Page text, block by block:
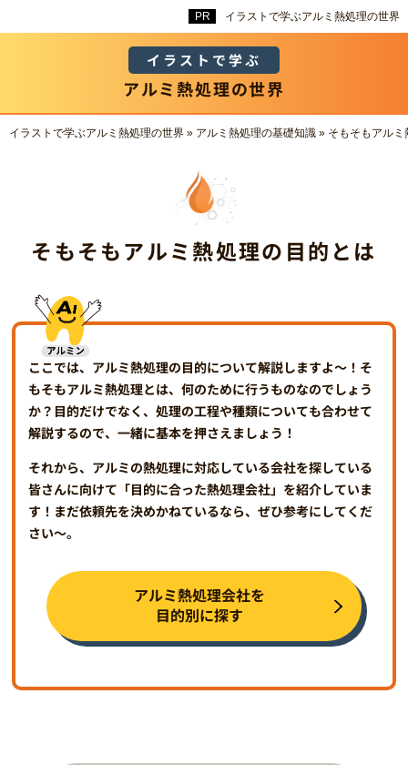
イラストで学ぶアルミ熱処理の世界
イラストで学ぶ
アルミ熱処理の世界
イラストで学ぶアルミ熱処理の世界 » アルミ熱処理の基礎知識 » そもそもアル
そもそもアルミ熱処理の目的とは
ここでは、アルミ熱処理の目的について解説しますよ～！そ
もそもアルミ熱処理とは、何のために行うものなのでしょう
か？目的だけでなく、処理の工程や種類についても合わせて
解説するので、一緒に基本を押さえましょう！
それから、アルミの熱処理に対応している会社を探している
皆さんに向けて「目的に合った熱処理会社」を紹介していま
す！まだ依頼先を決めかねているなら、ぜひ参考にしてくだ
さい～。
アルミ熱処理会社を
目的別に探す